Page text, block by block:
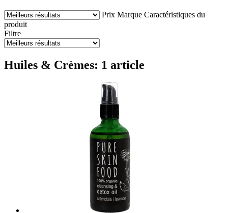
Prix Marque Caractéristiques du
produit
Filtre
Huiles & Crèmes: 1 article